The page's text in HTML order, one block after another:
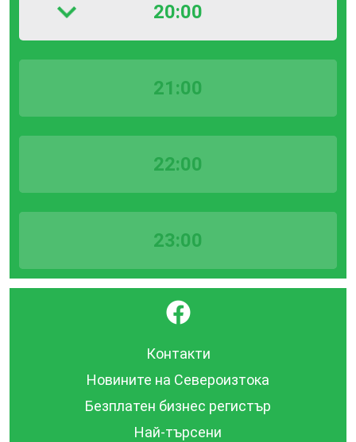
20:00
21:00
22:00
23:00
}
Контакти
Новините на Североизтока
Безплатен бизнес регистър
Най-търсени